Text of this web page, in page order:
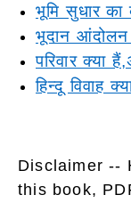
भूमि सुधार का
भूदान
परिवार क्या
हिन्दू विवाह
Disclaimer --
this book,